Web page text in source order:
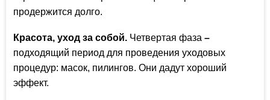
продержится долго.
Красота, уход за собой. Четвертая фаза –
подходящий период для проведения уходовых
процедур: масок, пилингов. Они дадут хороший
эффект.